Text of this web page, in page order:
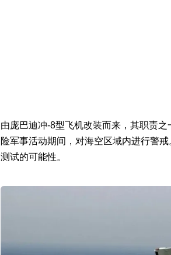
由庞巴迪冲-8型飞机改装而来，其职责
险军事活动期间，对海空区域内进行警
测试的可能性。